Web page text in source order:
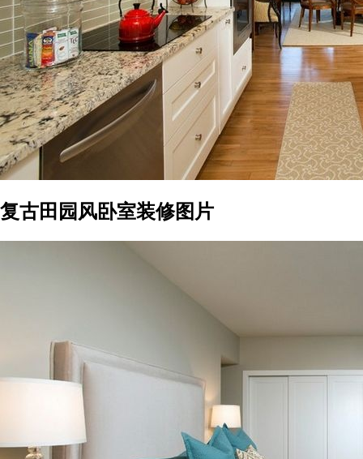
复古田园风卧室装修图片